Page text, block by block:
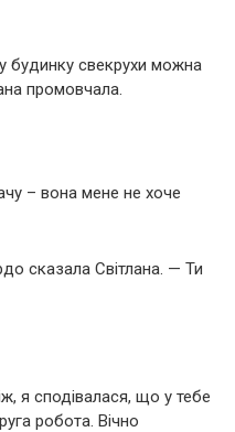
будинку свекрухи можна
промовчала.
– вона мене не хоче
сказала Світлана. — Ти
я сподівалася, що у тебе
робота. Вічно